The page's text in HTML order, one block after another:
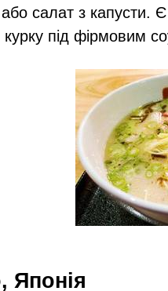
салат з капусти. Є
курку під фірмовим
Японія